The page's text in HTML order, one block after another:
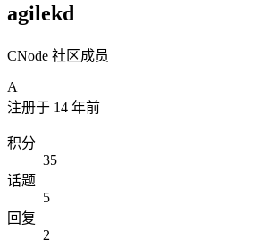
agilekd
CNode 社区成员
A
注册于 14 年前
积分
35
话题
5
回复
2